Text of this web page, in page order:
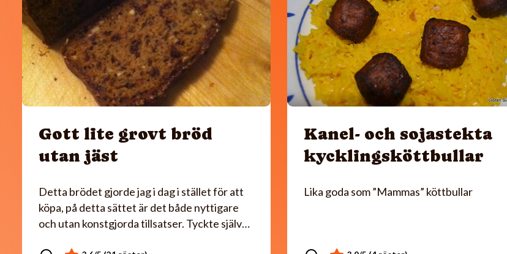
Gott lite grovt bröd
utan jäst
Detta brödet gjorde jag i dag i stället för att
köpa, på detta sättet är det både nyttigare
och utan konstgjorda tillsatser. Tyckte själv…
Kanel- och sojastekta
kycklingsköttbullar
Lika goda som ”Mammas” köttbullar